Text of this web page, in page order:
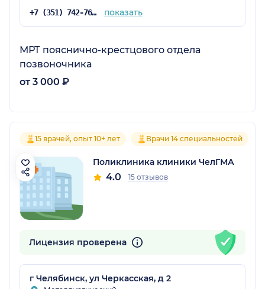
+7 (351) 742-76-91 показать
МРТ пояснично-крестцового отдела
позвоночника
от 3 000 ₽
15 врачей, опыт 10+ лет Врачи 14 специальностей
Поликлиника клиники ЧелГМА
4.0 15 отзывов
Лицензия проверена
г Челябинск, ул Черкасская, д 2